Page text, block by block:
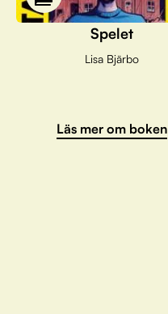
Spelet
Lisa Bjärbo
Läs mer om boken